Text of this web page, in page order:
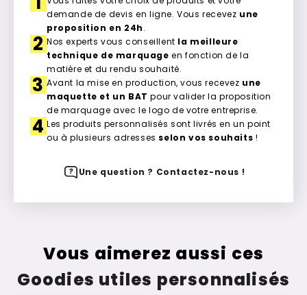
demande de devis en ligne. Vous recevez une
proposition en 24h.
2 Nos experts vous conseillent la meilleure
technique de marquage en fonction de la
matière et du rendu souhaité.
3 Avant la mise en production, vous recevez une
maquette et un BAT pour valider la proposition
de marquage avec le logo de votre entreprise.
4 Les produits personnalisés sont livrés en un point
ou à plusieurs adresses selon vos souhaits !
Une question ? Contactez-nous !
Vous aimerez aussi ces
Goodies utiles personnalisés